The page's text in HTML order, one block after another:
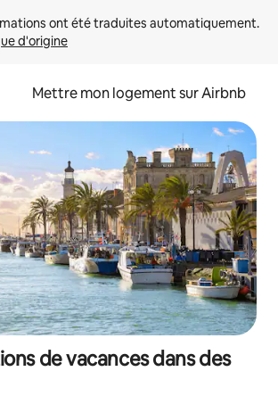
d'origine
Mettre mon logement sur Airbnb
de vacances dans des